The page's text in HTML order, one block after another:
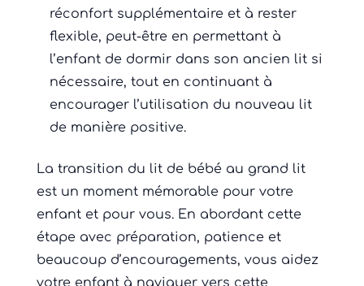
réconfort supplémentaire et à rester
flexible, peut-être en permettant à
l’enfant de dormir dans son ancien lit si
nécessaire, tout en continuant à
encourager l’utilisation du nouveau lit
de manière positive.
La transition du lit de bébé au grand lit
est un moment mémorable pour votre
enfant et pour vous. En abordant cette
étape avec préparation, patience et
beaucoup d’encouragements, vous aidez
votre enfant à naviguer vers cette